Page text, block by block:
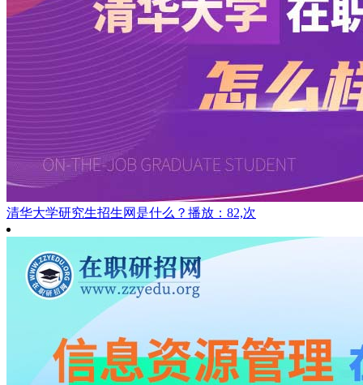
清华大学研究生招生网是什么？ 播放：82,次